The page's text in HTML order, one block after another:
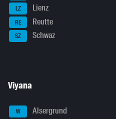
LZ Lienz
RE Reutte
SZ Schwaz
Viyana
W Alsergrund